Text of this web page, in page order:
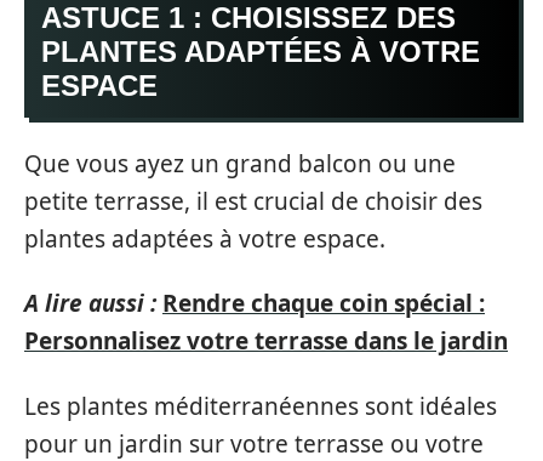
ASTUCE 1 : CHOISISSEZ DES
PLANTES ADAPTÉES À VOTRE
ESPACE
Que vous ayez un grand balcon ou une
petite terrasse, il est crucial de choisir des
plantes adaptées à votre espace.
A lire aussi : Rendre chaque coin spécial :
Personnalisez votre terrasse dans le jardin
Les plantes méditerranéennes sont idéales
pour un jardin sur votre terrasse ou votre